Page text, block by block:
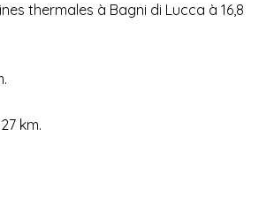
thermales à Bagni di Lucca à 16,8
km.